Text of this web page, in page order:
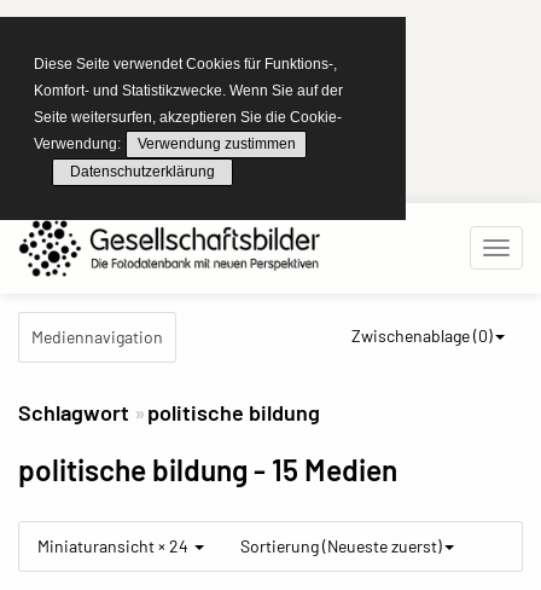
Diese Seite verwendet Cookies für Funktions-,
Komfort- und Statistikzwecke. Wenn Sie auf der
Seite weitersurfen, akzeptieren Sie die Cookie-
Verwendung:
Verwendung zustimmen
Datenschutzerklärung
Mediennavigation Zwischenablage (0)
Schlagwort politische bildung
politische bildung - 15 Medien
Miniaturansicht × 24 Sortierung (Neueste zuerst)